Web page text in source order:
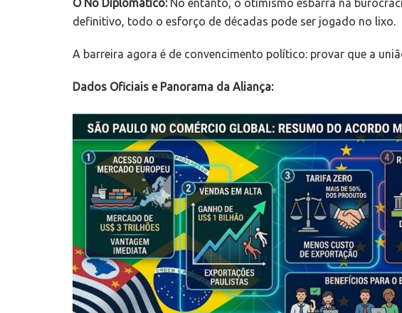
O Nó Diplomático:No entanto, o otimismo esbarra na
definitivo, todo o esforço de décadas pode ser jogado no lixo.
A barreira agora é de convencimento político: provar que a
Dados Oficiais e Panorama da Aliança: